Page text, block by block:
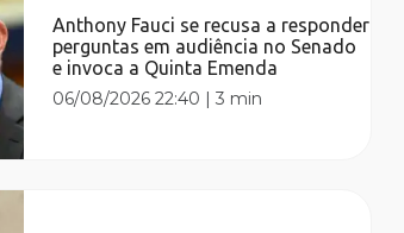
Anthony Fauci se recusa a responder
perguntas em audiência no Senado
e invoca a Quinta Emenda
06/08/2026 22:40 |3 min